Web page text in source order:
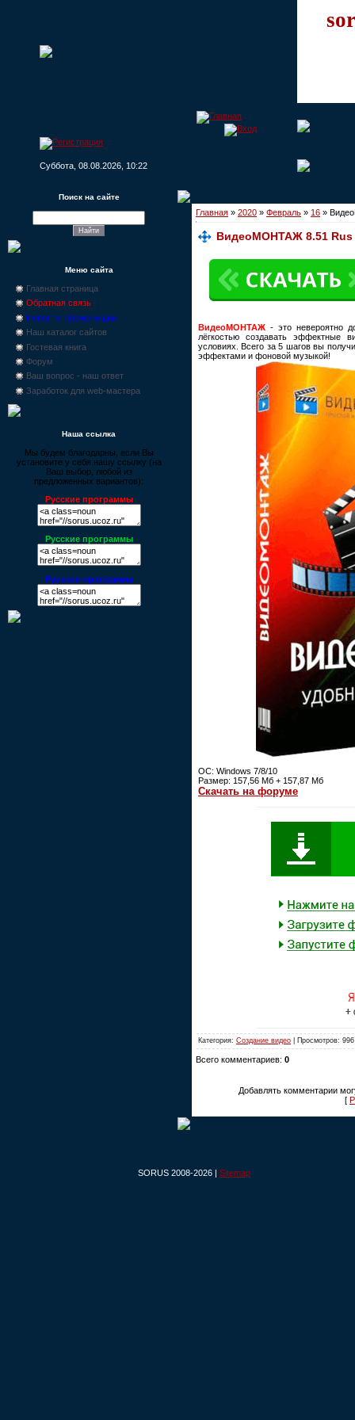
Суббота, 08.08.2026, 10:22
Поиск на сайте
Меню сайта
Главная страница
Обратная связь
Новости, промо-акции
Наш каталог сайтов
Гостевая книга
Форум
Ваш вопрос - наш ответ
Заработок для web-мастера
Наша ссылка
Мы будем благодарны, если Вы
установите у себя нашу ссылку (на
Ваш выбор, любой из
предложенных вариантов):
Русские программы
Русские программы
Русские программы
Главная » 2020 » Февраль » 16 »
ВидеоМОНТАЖ 8.51 Rus
ВидеоМОНТАЖ - это невероятно
лёгкостью создавать эффектные
условиях. Всего за 5 шагов вы
эффектами и фоновой музыкой!
ОС: Windows 7/8/10
Размер: 157,56 Мб + 157,87 Мб
Скачать на форуме
Категория: Создание видео | Просмотров:
Всего комментариев: 0
Добавлять комментарии
[
SORUS 2008-2026 | Sitemap